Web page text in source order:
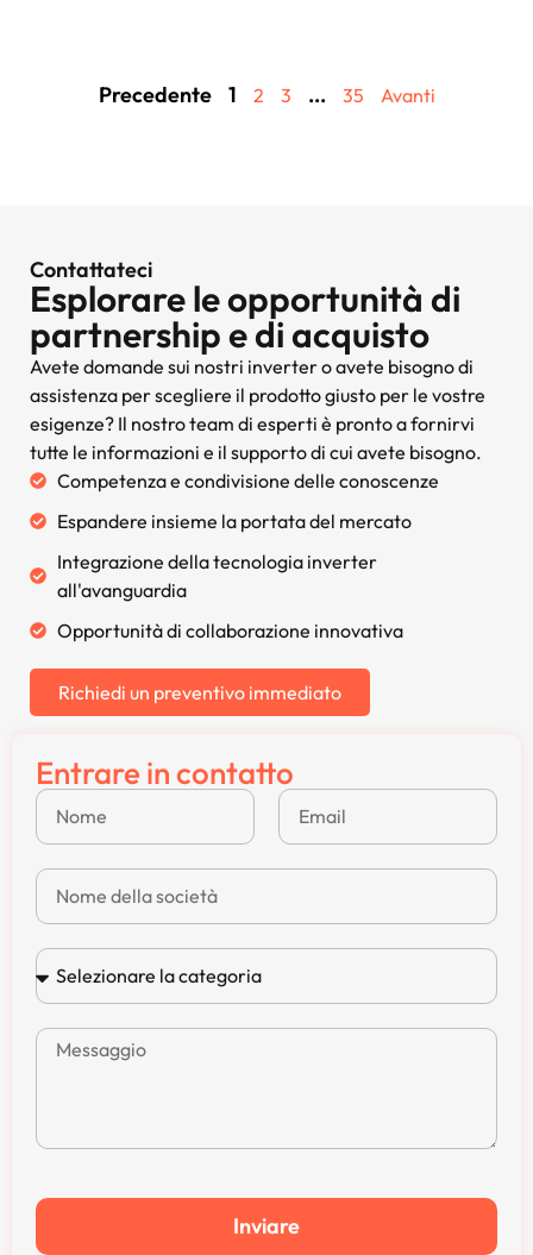
Precedente 1 2 3 ... 35 Avanti
Contattateci
Esplorare le opportunità di
partnership e di acquisto
Avete domande sui nostri inverter o avete bisogno di
assistenza per scegliere il prodotto giusto per le vostre
esigenze? Il nostro team di esperti è pronto a fornirvi
tutte le informazioni e il supporto di cui avete bisogno.
Competenza e condivisione delle conoscenze
Espandere insieme la portata del mercato
Integrazione della tecnologia inverter
all'avanguardia
Opportunità di collaborazione innovativa
Richiedi un preventivo immediato
Entrare in contatto
Inviare